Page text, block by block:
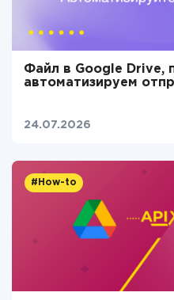
Файл в Google Drive,
автоматизируем
24.07.2026
#How-to